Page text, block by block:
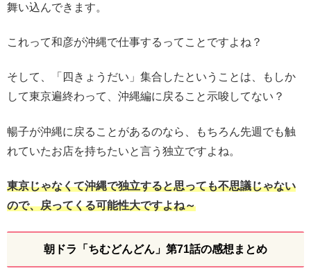
舞い込んできます。
これって和彦が沖縄で仕事するってことですよね？
そして、「四きょうだい」集合したということは、もしか
して東京遍終わって、沖縄編に戻ること示唆してない？
暢子が沖縄に戻ることがあるのなら、もちろん先週でも触
れていたお店を持ちたいと言う独立ですよね。
東京じゃなくて沖縄で独立すると思っても不思議じゃない
ので、戻ってくる可能性大ですよね～
朝ドラ「ちむどんどん」第71話の感想まとめ